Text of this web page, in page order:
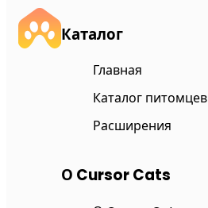
Каталог
Главная
Каталог питомцев
Расширения
О Cursor Cats